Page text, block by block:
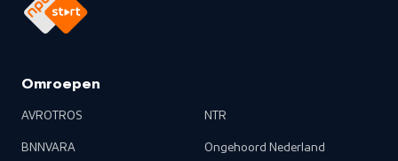
Omroepen
AVROTROS
BNNVARA
NTR
Ongehoord Nederland